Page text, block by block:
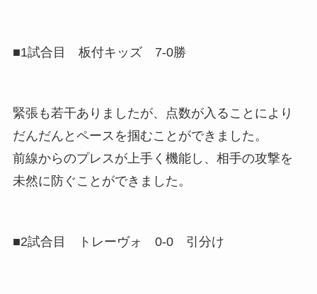
■1試合目 板付キッズ 7-0勝
緊張も若干ありましたが、点数が入ることにより
だんだんとペースを掴むことができました。
前線からのプレスが上手く機能し、相手の攻撃を
未然に防ぐことができました。
■2試合目 トレーヴォ 0-0 引分け